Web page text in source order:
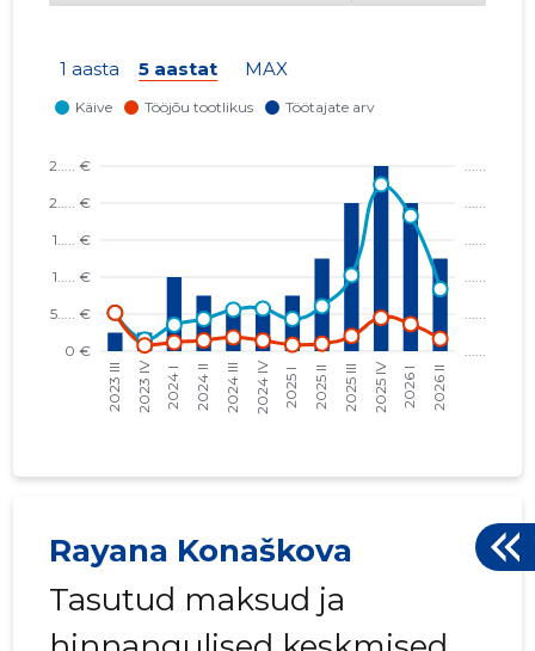
1 aasta 5 aastat MAX
Rayana Konaškova
Tasutud maksud ja